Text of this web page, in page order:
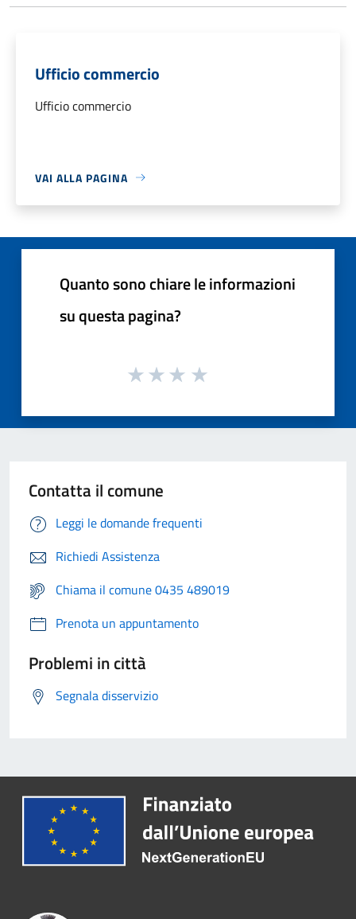
Ufficio commercio
Ufficio commercio
VAI ALLA PAGINA
Quanto sono chiare le informazioni
su questa pagina?
Contatta il comune
Leggi le domande frequenti
Richiedi Assistenza
Chiama il comune 0435 489019
Prenota un appuntamento
Problemi in città
Segnala disservizio